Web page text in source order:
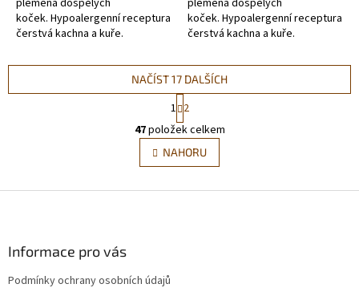
plemena dospělých
koček. Hypoalergenní receptura
čerstvá kachna a kuře.
plemena dospělých
koček. Hypoalergenní receptura
čerstvá kachna a kuře.
O
v
l
á
NAČÍST 17 DALŠÍCH
S
t
r
á
n
k
v
1 2
47položek celkem
NAHORU
Informace pro vás
Podmínky ochrany osobních údajů